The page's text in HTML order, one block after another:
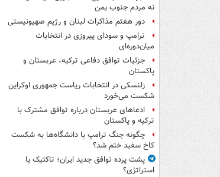
نه مردم جنوب یمن
دور هفتم مذاکرات لبنان و رژیم صهیونیستی
ترامپ و سودای پیروزی در انتخابات
میان‌دوره‌ای
جزئیات توافق دفاعی ترکیه، عربستان و
پاکستان
زلنسکی در انتخابات ریاست جمهوری اوکراین
شکست می‌خورد
ادعاهای عربستان درباره توافق مشترک با
ترکیه و پاکستان
چگونه جنگ ترامپ با دانشگاه‌ها به شکست
کاخ سفید ختم شد؟
پشت پرده توافق جدید ایران؛ تاکتیک یا
استراتژی؟